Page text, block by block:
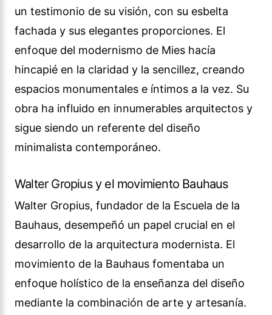
un testimonio de su visión, con su esbelta
fachada y sus elegantes proporciones. El
enfoque del modernismo de Mies hacía
hincapié en la claridad y la sencillez, creando
espacios monumentales e íntimos a la vez. Su
obra ha influido en innumerables arquitectos y
sigue siendo un referente del diseño
minimalista contemporáneo.
Walter Gropius y el movimiento Bauhaus
Walter Gropius, fundador de la Escuela de la
Bauhaus, desempeñó un papel crucial en el
desarrollo de la arquitectura modernista. El
movimiento de la Bauhaus fomentaba un
enfoque holístico de la enseñanza del diseño
mediante la combinación de arte y artesanía.